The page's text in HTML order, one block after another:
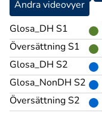
Ändra videovyer
Glosa_DH S1
Översättning S1
Glosa_DH S2
Glosa_NonDH S2
Översättning S2